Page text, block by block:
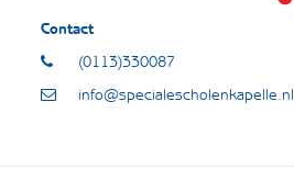
Contact
(0113)330087
info@specialescholenkapelle.nl